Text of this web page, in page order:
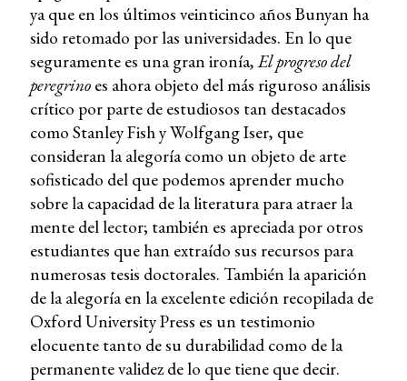
ya que en los últimos veinticinco años Bunyan ha
sido retomado por las universidades. En lo que
seguramente es una gran ironía,El progreso del
peregrinoes ahora objeto del más riguroso análisis
crítico por parte de estudiosos tan destacados
como Stanley Fish y Wolfgang Iser, que
consideran la alegoría como un objeto de arte
sofisticado del que podemos aprender mucho
sobre la capacidad de la literatura para atraer la
mente del lector; también es apreciada por otros
estudiantes que han extraído sus recursos para
numerosas tesis doctorales. También la aparición
de la alegoría en la excelente edición recopilada de
Oxford University Press es un testimonio
elocuente tanto de su durabilidad como de la
permanente validez de lo que tiene que decir.